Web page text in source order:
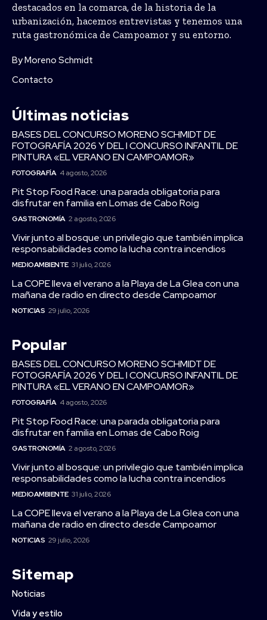
destacados en la comarca, de la historia de la
urbanización, hacemos entrevistas y tenemos una
ruta gastronómica de Campoamor y su entorno.
By Moreno Schmidt
Contacto
Últimas noticias
BASES DEL CONCURSO MORENO SCHMIDT DE
FOTOGRAFÍA 2026 Y DEL I CONCURSO INFANTIL DE
PINTURA «EL VERANO EN CAMPOAMOR»
FOTOGRAFÍA 4 agosto, 2026
Pit Stop Food Race: una parada obligatoria para
disfrutar en familia en Lomas de Cabo Roig
GASTRONOMÍA 2 agosto, 2026
Vivir junto al bosque: un privilegio que también implica
responsabilidades como la lucha contra incendios
MEDIOAMBIENTE 31 julio, 2026
La COPE lleva el verano a la Playa de La Glea con una
mañana de radio en directo desde Campoamor
NOTICIAS 29 julio, 2026
Popular
BASES DEL CONCURSO MORENO SCHMIDT DE
FOTOGRAFÍA 2026 Y DEL I CONCURSO INFANTIL DE
PINTURA «EL VERANO EN CAMPOAMOR»
FOTOGRAFÍA 4 agosto, 2026
Pit Stop Food Race: una parada obligatoria para
disfrutar en familia en Lomas de Cabo Roig
GASTRONOMÍA 2 agosto, 2026
Vivir junto al bosque: un privilegio que también implica
responsabilidades como la lucha contra incendios
MEDIOAMBIENTE 31 julio, 2026
La COPE lleva el verano a la Playa de La Glea con una
mañana de radio en directo desde Campoamor
NOTICIAS 29 julio, 2026
Sitemap
Noticias
Vida y estilo